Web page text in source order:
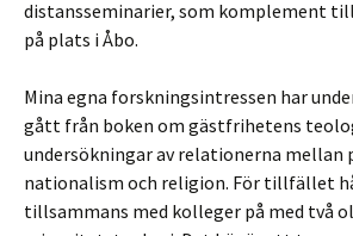
distansseminarier, som komplement
på plats i Åbo.
Mina egna forskningsintressen har
gått från boken om gästfrihetens
undersökningar av relationerna mellan
nationalism och religion. För tillfället
tillsammans med kolleger på med två